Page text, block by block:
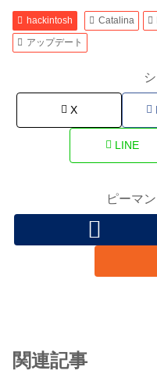
hackintosh Catalina
アップデート
X
LINE
ピーマ
関連記事